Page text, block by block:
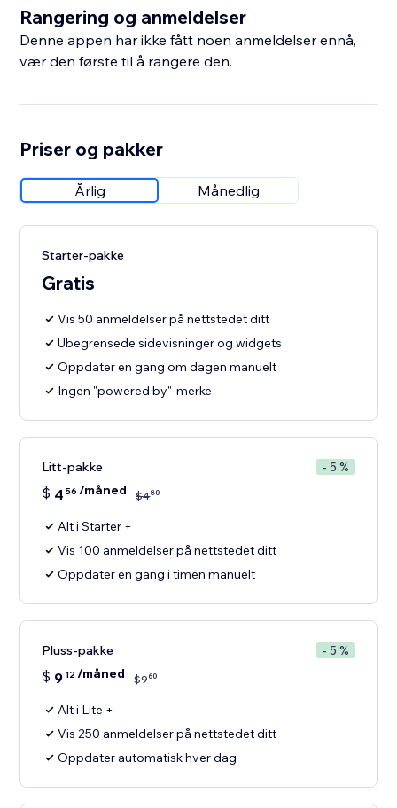
Rangering og anmeldelser
Denne appen har ikke fått noen anmeldelser ennå,
vær den første til å rangere den.
Priser og pakker
Årlig Månedlig
Starter-pakke
Gratis
Vis 50 anmeldelser på nettstedet ditt
Ubegrensede sidevisninger og widgets
Oppdater en gang om dagen manuelt
Ingen "powered by"-merke
Litt-pakke - 5 %
$ 4 56 /måned $480
Alt i Starter +
Vis 100 anmeldelser på nettstedet ditt
Oppdater en gang i timen manuelt
Pluss-pakke - 5 %
$ 9 12/måned $960
Alt i Lite +
Vis 250 anmeldelser på nettstedet ditt
Oppdater automatisk hver dag